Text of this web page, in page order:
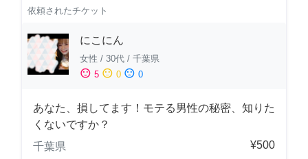
依頼されたチケット
にこにん
女性 / 30代 / 千葉県
sentiment_satisfied 5 sentiment_neutral 0 sentiment_dissatisfied 0
あなた、損してます！モテる男性の秘密、知りた
くないですか？
千葉県
¥500